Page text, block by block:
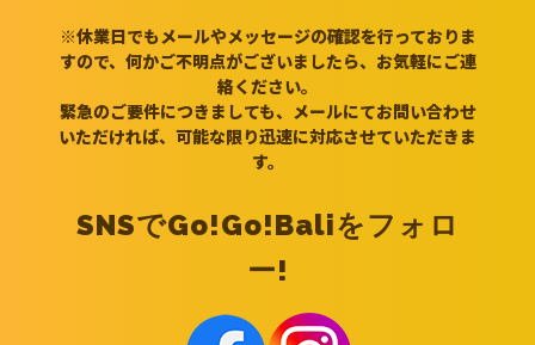
※休業日でもメールやメッセージの確認を行っておりま
すので、何かご不明点がございましたら、お気軽にご連
絡ください。
緊急のご要件につきましても、メールにてお問い合わせ
いただければ、可能な限り迅速に対応させていただきま
す。
SNSでGo!Go!Baliをフォロ
ー!